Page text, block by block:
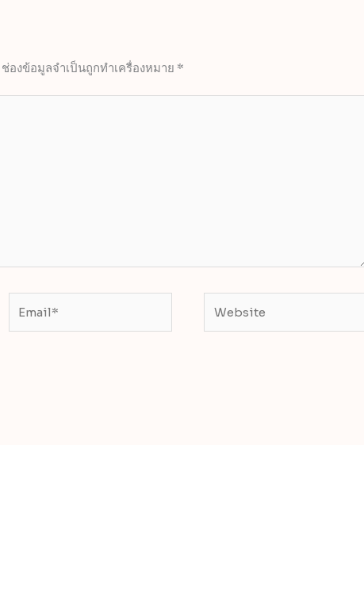
ช่องข้อมูลจำเป็นถูกทำเครื่องหมาย *